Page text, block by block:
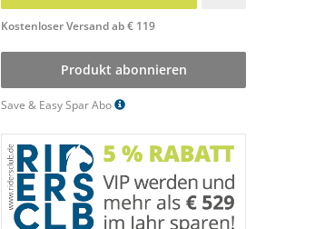
Kostenloser Versand ab € 119
Produkt abonnieren
Save & Easy Spar Abo